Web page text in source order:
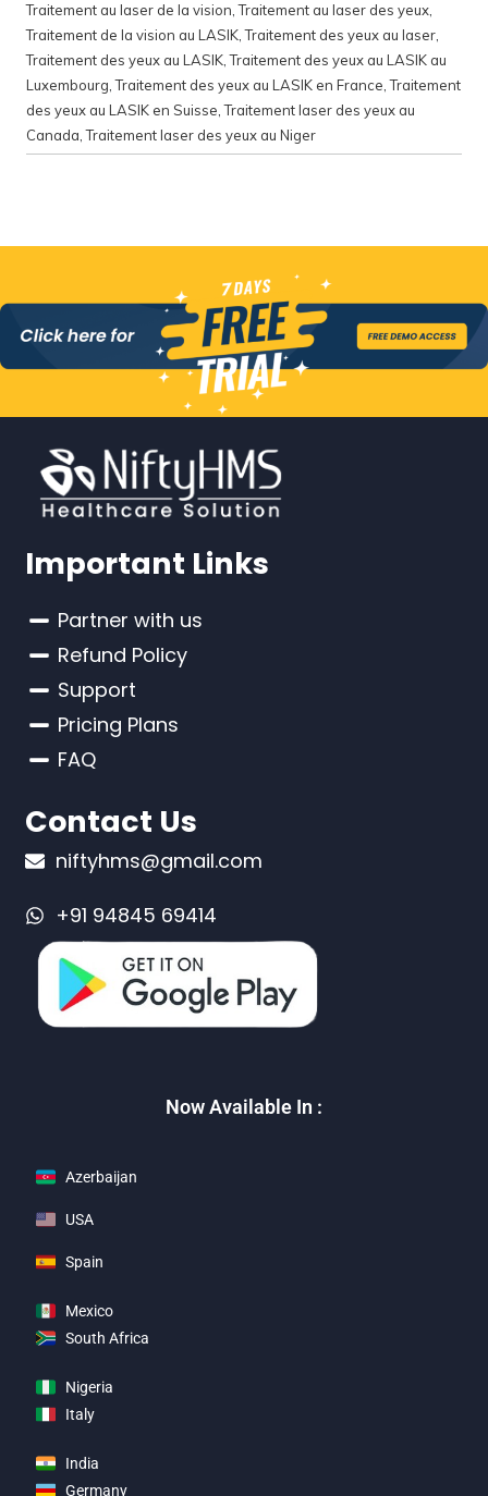
Traitement au laser de la vision ,Traitement au laser des yeux
Traitement de la vision au LASIK ,Traitement des yeux au laser
Traitement des yeux au LASIK ,Traitement des yeux au LASIK au
Luxembourg ,Traitement des yeux au LASIK en France ,Traitement
des yeux au LASIK en Suisse ,Traitement laser des yeux au
Canada ,Traitement laser des yeux au Niger
Important Links
Partner with us
Refund Policy
Support
Pricing Plans
FAQ
Contact Us
niftyhms@gmail.com
+91 94845 69414
Now Available In :
Azerbaijan
USA
Spain
Mexico
South Africa
Nigeria
Italy
India
Germany